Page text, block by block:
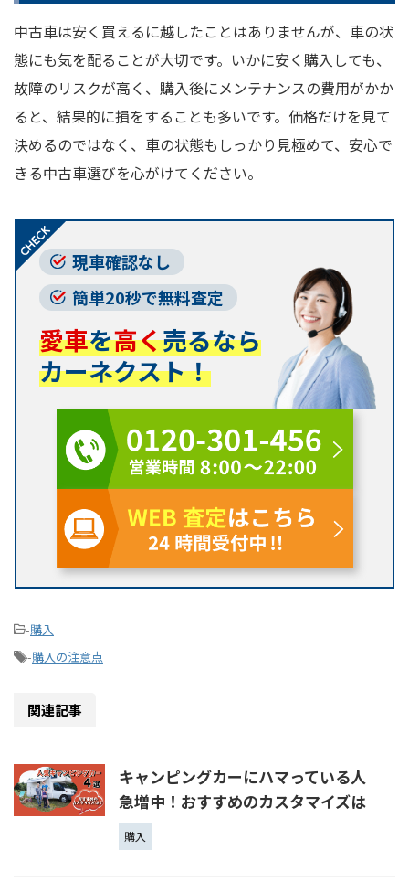
中古車は安く買えるに越したことはありませんが、車の状
態にも気を配ることが大切です。いかに安く購入しても、
故障のリスクが高く、購入後にメンテナンスの費用がかか
ると、結果的に損をすることも多いです。価格だけを見て
決めるのではなく、車の状態もしっかり見極めて、安心で
きる中古車選びを心がけてください。
現車確認なし
簡単20秒で無料査定
愛車を高く売るなら
カーネクスト！
-購入
-購入の注意点
関連記事
キャンピングカーにハマっている人
急増中！おすすめのカスタマイズは
購入